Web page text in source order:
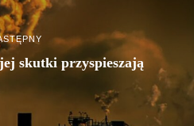
skutki przyspieszają